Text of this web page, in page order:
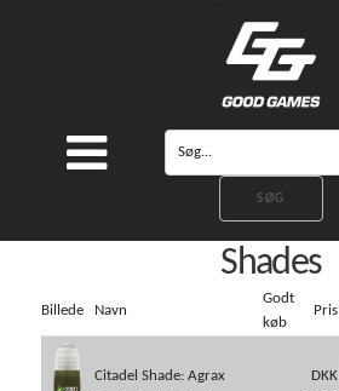
Shades
Billede Navn
Godt
køb
Pris
Citadel Shade: Agrax
DKK